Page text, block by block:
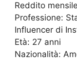
Reddito
Professione:
Influencer di
Età: 27 anni
Nazionalità: